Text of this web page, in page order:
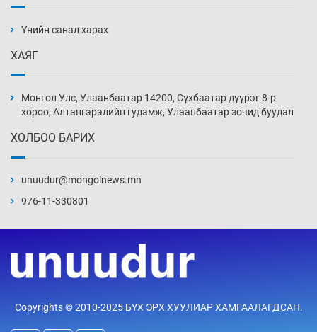
14 цаг 39 мин
15 цаг 9 мин
15 цаг 39 мин
15 цаг 54 мин
бүртгэлийг энэ баасан гарагт эхлүүлнэ
16 цаг 9 мин
Үнийн санал харах
ХАЯГ
Монгол Улс, Улаанбаатар 14200, Сүхбаатар дүүрэг 8-р
хороо, Алтангэрэлийн гудамж, Улаанбаатар зочид буудал
ХОЛБОО БАРИХ
unuudur@mongolnews.mn
976-11-330801
Copyrights © 2010-2025 БҮХ ЭРХ ХУУЛИАР ХАМГААЛАГДСАН.